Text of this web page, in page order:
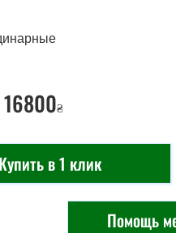
16800₴
Купить в 1 клик
Помощь